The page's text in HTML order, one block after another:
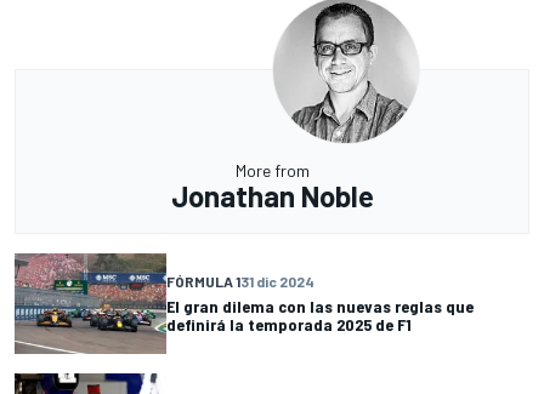
More from
Jonathan Noble
FÓRMULA 131 dic 2024
El gran dilema con las nuevas reglas que
definirá la temporada 2025 de F1